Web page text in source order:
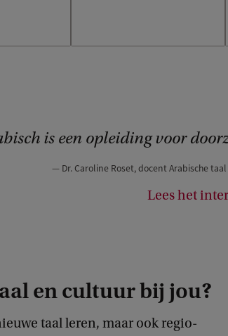
is een opleiding voor
Dr. Caroline Roset, docent Arabische
Lees het
en cultuur bij jou?
taal leren, maar ook regio-